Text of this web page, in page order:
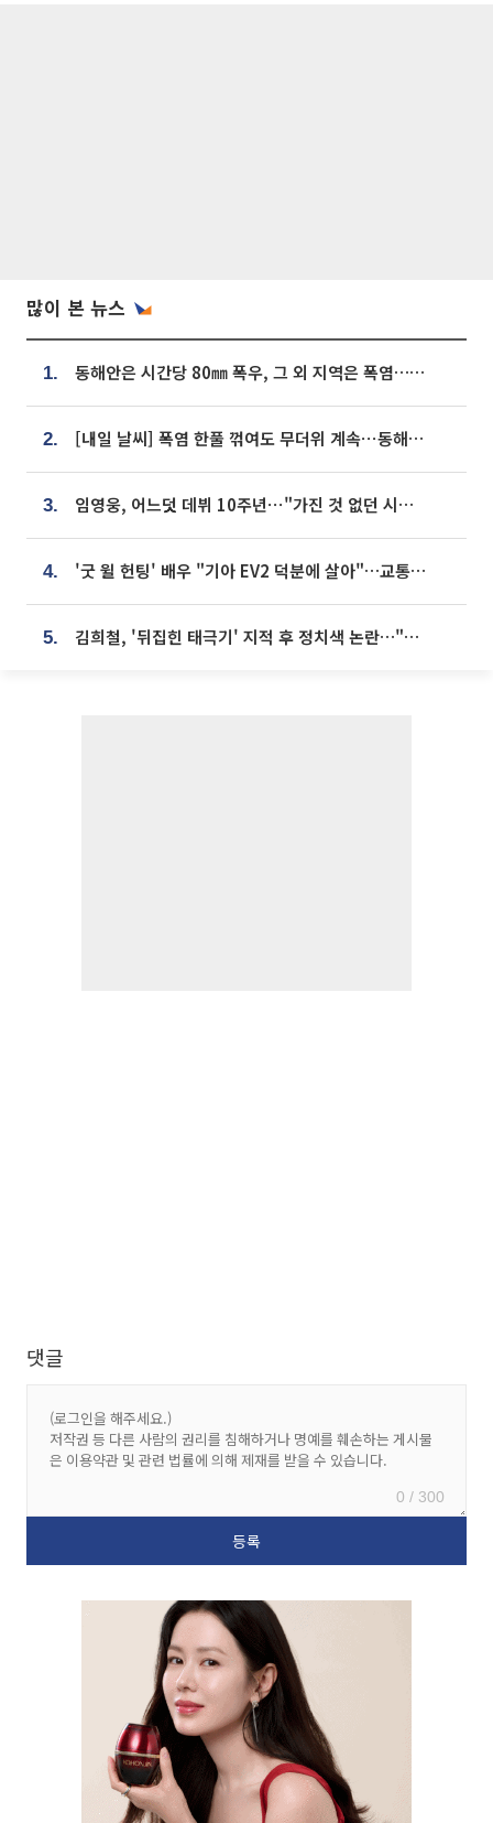
많이 본 뉴스
1. 동해안은 시간당 80㎜ 폭우, 그 외 지역은 폭염…‘극과 극 날씨’
2. [내일 날씨] 폭염 한풀 꺾여도 무더위 계속⋯동해안 이틀 연속 비
3. 임영웅, 어느덧 데뷔 10주년⋯"가진 것 없던 시절, 내 앞엔 20명의 팬뿐"
4. '굿 윌 헌팅' 배우 "기아 EV2 덕분에 살아"…교통사고 후 안전성 극찬
5. 김희철, '뒤집힌 태극기' 지적 후 정치색 논란…"좌우 떠나 우리나라 국기"
댓글
0 / 300